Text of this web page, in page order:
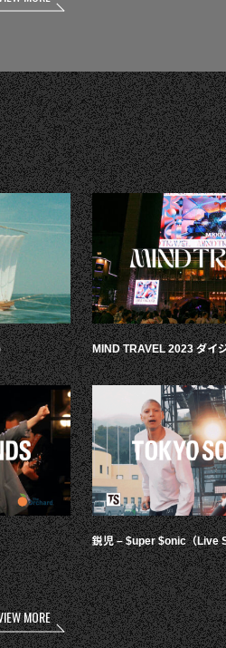
MIND TRAVEL 2023 ダイ
鋭児 – $uper $onic（Live
MORE